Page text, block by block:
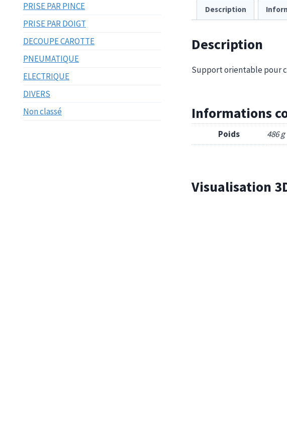
Description
Description
Support orientable pour
Informations
Poids 486 g
Visualisation
PRISE PAR PINCE
PRISE PAR DOIGT
DECOUPE CAROTTE
PNEUMATIQUE
ELECTRIQUE
DIVERS
Non classé